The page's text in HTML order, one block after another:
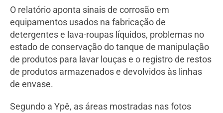
O relatório aponta sinais de corrosão em
equipamentos usados na fabricação de
detergentes e lava-roupas líquidos, problemas no
estado de conservação do tanque de manipulação
de produtos para lavar louças e o registro de restos
de produtos armazenados e devolvidos às linhas
de envase.
Segundo a Ypê, as áreas mostradas nas fotos